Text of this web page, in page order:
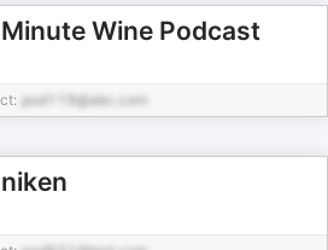
Wine Podcast
pod119@abc.com